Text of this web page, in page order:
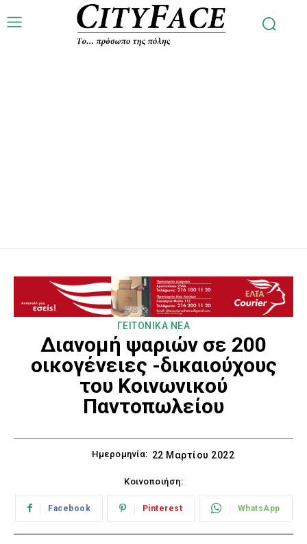
ΓΕΙΤΟΝΙΚΑ ΝΕΑ
Διανομή ψαριών σε 200
οικογένειες -δικαιούχους
του Κοινωνικού
Παντοπωλείου
Ημερομηνία: 22 Μαρτίου 2022
Κοινοποιήση:
Facebook Pinterest WhatsApp